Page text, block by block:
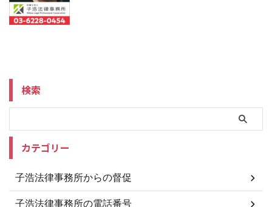
検索
カテゴリー
子浩法律事務所からの督促
子浩法律事務所の電話番号